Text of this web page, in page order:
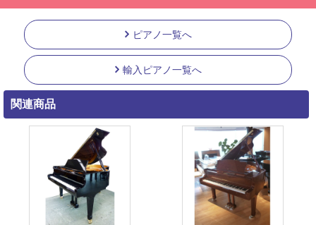
ピアノ一覧へ
輸入ピアノ一覧へ
関連商品